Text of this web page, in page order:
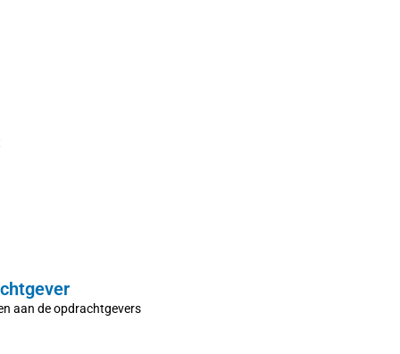
aan de opdrachtgevers